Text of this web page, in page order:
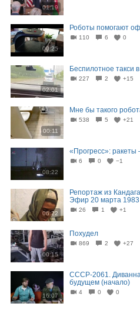
01:19
00:25
Роботы помогают
110 6 0
02:01
Беспилотное такси
227 2 +15
00:11
Мне бы такого
538 5 +21
08:22
«Прогресс»:
6 0 −1
06:22
Репортаж из
Эфир 20 марта 1983
26 1 +1
00:15
Похудел
869 2 +27
16:07
СССР-2061.
будущем (начало)
4 0 0